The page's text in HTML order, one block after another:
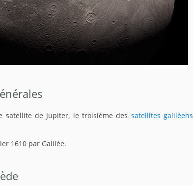
satellite de Jupiter, le troisième des satellites galiléens
1610 par Galilée.